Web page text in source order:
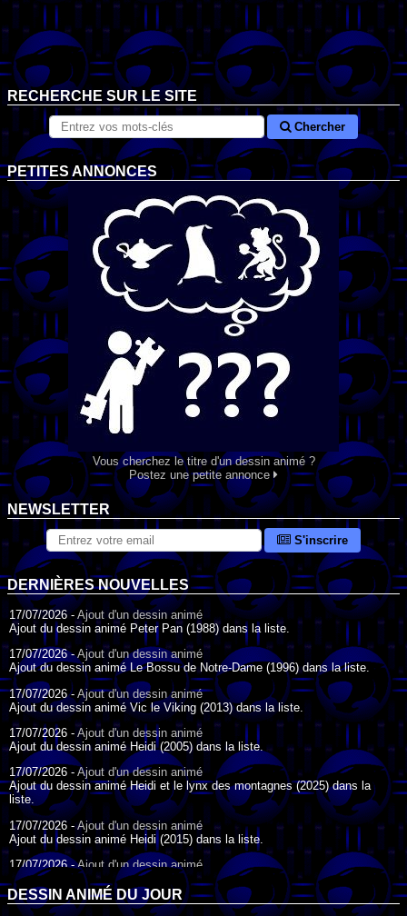
RECHERCHE SUR LE SITE
Chercher
PETITES ANNONCES
Vous cherchez le titre d'un dessin animé ?
Postez une petite annonce
NEWSLETTER
S'inscrire
DERNIÈRES NOUVELLES
17/07/2026 - Ajout d'un dessin animé
Ajout du dessin animé Peter Pan (1988) dans la liste.
17/07/2026 -Ajout d'un dessin animé
Ajout du dessin animé Le Bossu de Notre-Dame (1996) dans la liste.
17/07/2026 - Ajout d'un dessin animé
Ajout du dessin animé Vic le Viking (2013) dans la liste.
17/07/2026 - Ajout d'un dessin animé
Ajout du dessin animé Heidi (2005) dans la liste.
17/07/2026 - Ajout d'un dessin animé
Ajout du dessin animé Heidi et le lynx des montagnes (2025) dans la
liste.
17/07/2026 -Ajout d'un dessin animé
Ajout du dessin animé Heidi (2015) dans la liste.
17/07/2026 -Ajout d'un dessin animé
Ajout du dessin animé Heidi (1995) dans la liste.
09/07/2026 -Ajout d'un dessin animé
DESSIN ANIMÉ DU JOUR